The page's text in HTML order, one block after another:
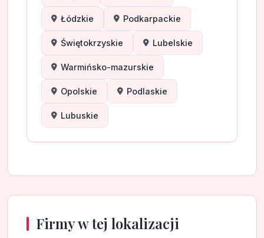
Łódzkie Podkarpackie
Świętokrzyskie Lubelskie
Warmińsko-mazurskie
Opolskie Podlaskie
Lubuskie
Firmy w tej lokalizacji